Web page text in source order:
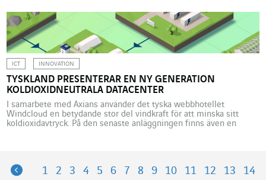
det är ekonomiskt, miljömässigt eller socialt men även när det
gäller trafiksäkerheten, till och med fysisk aktivitet, är fördelarna
med […]
ICT INNOVATION
TYSKLAND PRESENTERAR EN NY GENERATION
KOLDIOXIDNEUTRALA DATACENTER
I samarbete med Axians använder det tyska webbhotellet
Windcloud en betydande stor del vindkraft för att minska sitt
koldioxidavtryck. På den senaste anläggningen finns även en
Previous
1 2 3 4 5 6 7 8 9 10 11 12 13
14